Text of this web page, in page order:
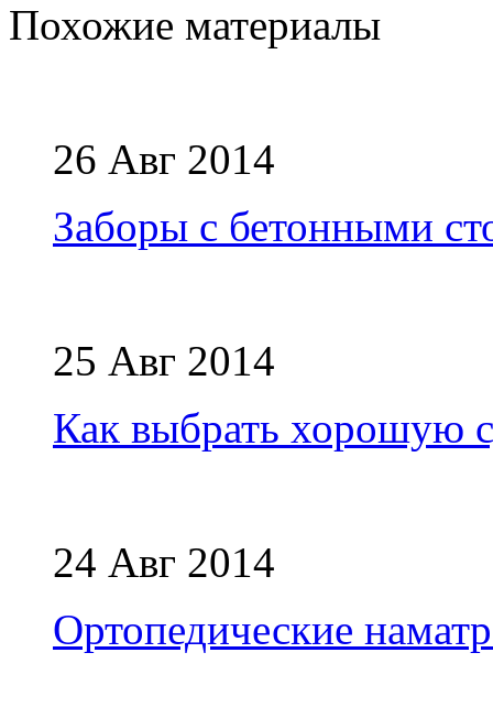
Похожие материалы
26 Авг 2014
Заборы с бетонными
25 Авг 2014
Как выбрать хорошую
24 Авг 2014
Ортопедические